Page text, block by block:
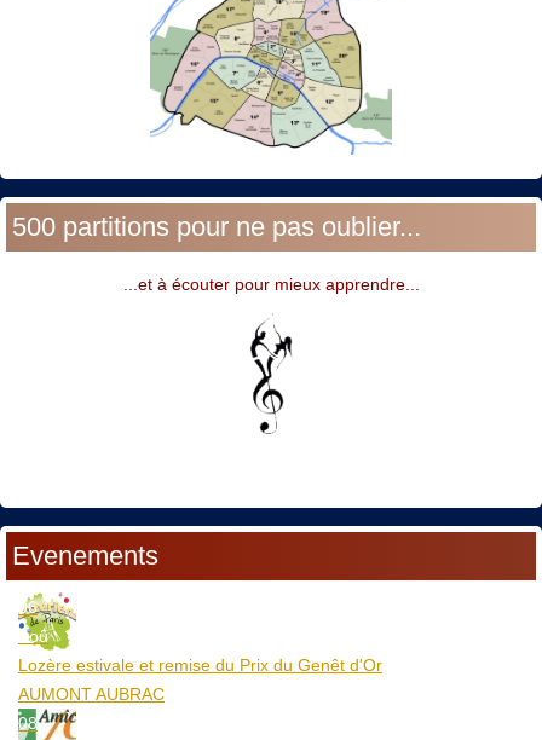
500 partitions pour ne pas oublier...
...et à écouter pour mieux apprendre...
Evenements
06
Aoû
Lozère estivale et remise du Prix du Genêt d'Or
AUMONT AUBRAC
08